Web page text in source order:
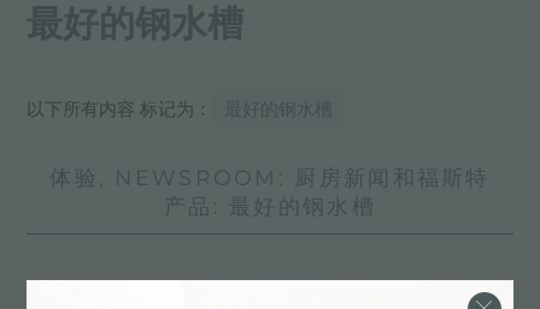
最好的钢水槽
以下所有内容 标记为： 最好的钢水槽
体验, NEWSROOM: 厨房新闻和福斯特
产品: 最好的钢水槽